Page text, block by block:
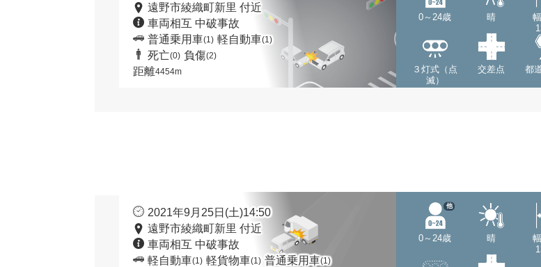
遠野市綾織町新里 付近
車両相互 中破事故
普通乗用車(1) 軽自動車(1)
死亡(0) 負傷(2)
距離4454m
0～24歳 晴
３灯式（点
滅）
交差点 都
2021年9月25日(土)14:50
遠野市綾織町新里 付近
車両相互 中破事故
軽自動車(1) 軽貨物車(1) 普通乗用車(1)
0～24歳
他
晴